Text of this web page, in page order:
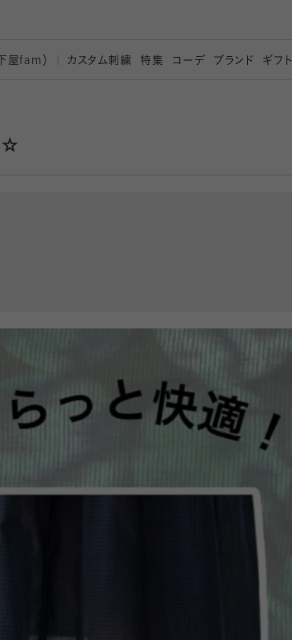
屋fam） カスタム刺繍 特集 コーデ ブランド ギフト
☆